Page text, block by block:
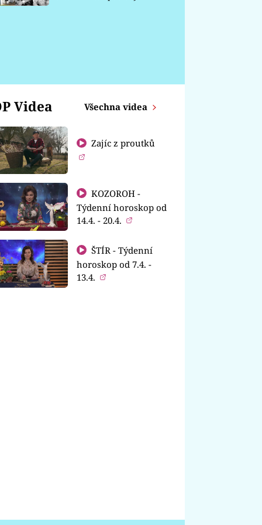
Videa Všechna videa
Zajíc z proutků
KOZOROH -
Týdenní horoskop od
14.4. - 20.4.
ŠTÍR - Týdenní
horoskop od 7.4. -
13.4.